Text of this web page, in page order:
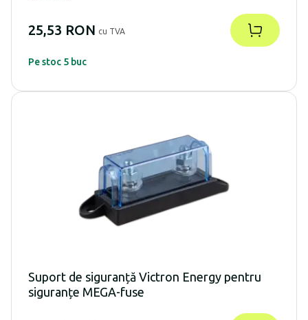
25,53 RON cu TVA
Pe stoc 5 buc
Suport de siguranță Victron Energy pentru
siguranțe MEGA-fuse